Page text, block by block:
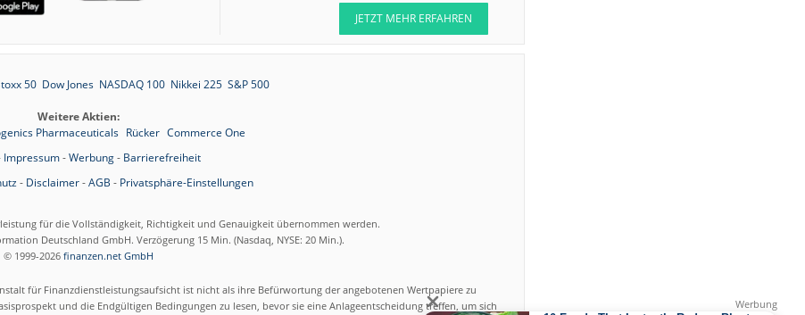
JETZT MEHR ERFAHREN
50 Dow Jones NASDAQ 100 Nikkei 225 S&P 500
Weitere Aktien:
Pharmaceuticals Rücker Commerce One
Impressum-Werbung- Barrierefreiheit
- Disclaimer-AGB - Privatsphäre-Einstellungen
für die Vollständigkeit, Richtigkeit und Genauigkeit übernommen werden.
Deutschland GmbH. Verzögerung 15 Min. (Nasdaq, NYSE: 20 Min.).
© 1999-2026 finanzen.net GmbH
für Finanzdienstleistungsaufsicht ist nicht als ihre Befürwortung der angebotenen Wertpapiere zu
und die Endgültigen Bedingungen zu lesen, bevor sie eine Anlageentscheidung treffen, um sich